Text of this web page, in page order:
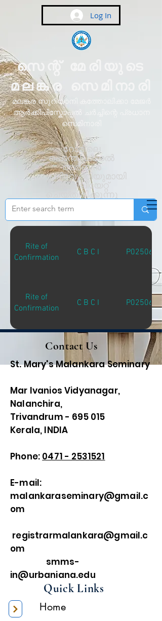
Log In
സെന്റ് മേരിയുടെ
മലങ്കര സെമിനാരി
മലങ്കര സുറിയാനി കത്തോലിക്കാ മേജർ
ആർക്കിപിസ്കോപ്പൽ ചർച്ചിന്റെ പ്രധാന
സെമിനാരി
റോമിലെ
പൊന്തിഫിക്കൽ
അർബൻ
യൂണിവേഴ്സിറ്റിയുമായി
അഫിലിയേറ്റ്
ചെയ്തിരിക്കുന്നു
Rite of
Confirmation
C B C I P02506
Rite of
Confirmation
C B C I P02506
Contact Us
St. Mary's Malankara Seminary
Mar Ivanios Vidyanagar,
Nalanchira,
Trivandrum - 695 015
Kerala, INDIA
Phone: 0471 - 2531521
E-mail:
malankaraseminary@gmail.c
om
registrarmalankara@gmail.c
om
smms-
in@urbaniana.edu
Quick Links
Home